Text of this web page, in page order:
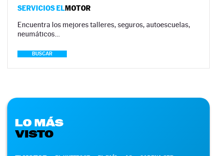
SERVICIOS ELMOTOR
Encuentra los mejores talleres, seguros, autoescuelas,
neumáticos…
BUSCAR
LO MÁS
VISTO